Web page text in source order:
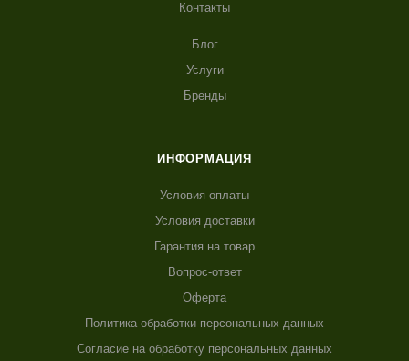
Контакты
Блог
Услуги
Бренды
ИНФОРМАЦИЯ
Условия оплаты
Условия доставки
Гарантия на товар
Вопрос-ответ
Оферта
Политика обработки персональных данных
Согласие на обработку персональных данных